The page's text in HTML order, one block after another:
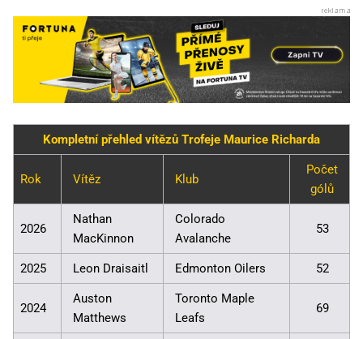
Kompletní přehled vítězů Trofeje Maurice Richarda
Rok Vítěz Klub
Počet
gólů
2026
Nathan
MacKinnon
Colorado
Avalanche
53
2025 Leon Draisaitl Edmonton Oilers 52
2024
Auston
Matthews
Toronto Maple
Leafs
69